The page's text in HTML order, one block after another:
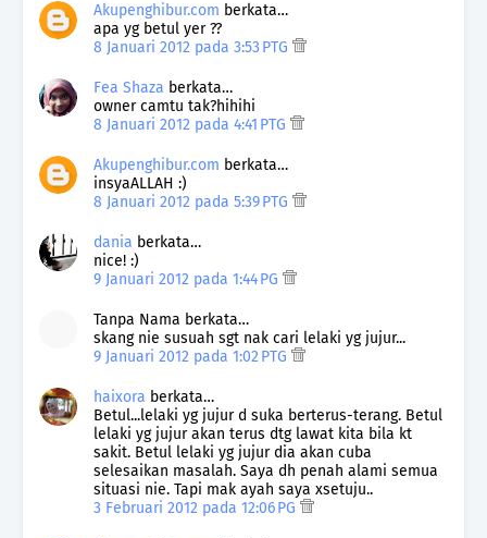
Akupenghibur.com berkata…
apa yg betul yer ??
8 Januari 2012 pada 3:53 PTG
Fea Shaza berkata…
owner camtu tak?hihihi
8 Januari 2012 pada 4:41 PTG
Akupenghibur.com berkata…
insyaALLAH :)
8 Januari 2012 pada 5:39 PTG
dania berkata…
nice! :)
9 Januari 2012 pada 1:44 PG
Tanpa Nama berkata…
skang nie susuah sgt nak cari lelaki yg jujur...
9 Januari 2012 pada 1:02 PTG
haixora berkata…
Betul...lelaki yg jujur d suka berterus-terang. Betul
lelaki yg jujur akan terus dtg lawat kita bila kt
sakit. Betul lelaki yg jujur dia akan cuba
selesaikan masalah. Saya dh penah alami semua
situasi nie. Tapi mak ayah saya xsetuju..
3 Februari 2012 pada 12:06 PG